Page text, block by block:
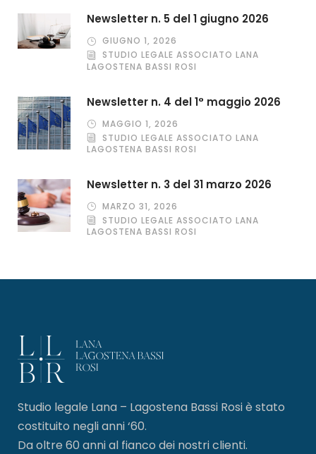
Newsletter n. 5 del 1 giugno 2026
GIUGNO 1, 2026
STUDIO LEGALE ASSOCIATO LANA
LAGOSTENA BASSI ROSI
Newsletter n. 4 del 1° maggio 2026
MAGGIO 1, 2026
STUDIO LEGALE ASSOCIATO LANA
LAGOSTENA BASSI ROSI
Newsletter n. 3 del 31 marzo 2026
MARZO 31, 2026
STUDIO LEGALE ASSOCIATO LANA
LAGOSTENA BASSI ROSI
Studio legale Lana – Lagostena Bassi Rosi è stato
costituito negli anni ‘60.
Da oltre 60 anni al fianco dei nostri clienti.